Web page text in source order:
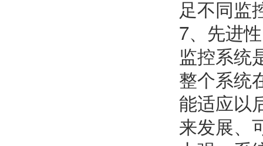
足不同监
7、先进性
监控系统
整个系统
能适应以
来发展、